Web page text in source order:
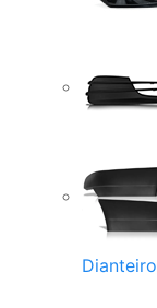
Dianteiro